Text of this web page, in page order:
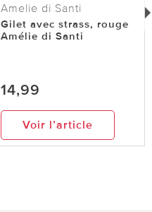
Amelie di Santi
Gilet avec strass, rouge
Amélie di Santi
14,99
Voir l’article